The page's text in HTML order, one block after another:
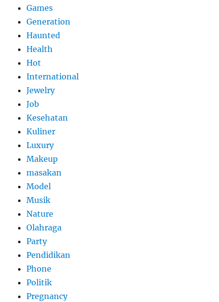
Games
Generation
Haunted
Health
Hot
International
Jewelry
Job
Kesehatan
Kuliner
Luxury
Makeup
masakan
Model
Musik
Nature
Olahraga
Party
Pendidikan
Phone
Politik
Pregnancy